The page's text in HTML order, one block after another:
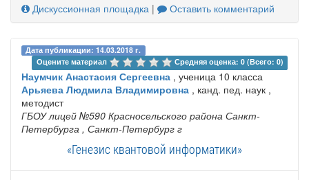
Дискуссионная площадка | Оставить комментарий
Дата публикации: 14.03.2018 г.
Оцените материал
Средняя оценка: 0 (Всего: 0)
Наумчик Анастасия Сергеевна , ученица 10 класса
Арьяева Людмила Владимировна , канд. пед. наук ,
методист
ГБОУ лицей №590 Красносельского района Санкт-
Петербурга , Санкт-Петербург г
«Генезис квантовой информатики»